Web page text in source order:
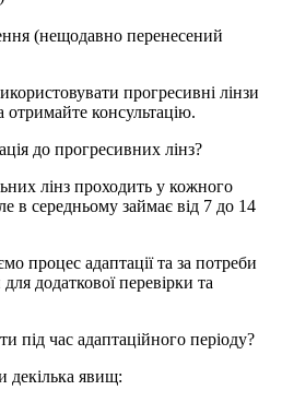
(нещодавно перенесений
прогресивні лінзи
отримайте консультацію.
до прогресивних лінз?
лінз проходить у кожного
в середньому займає від 7 до 14
процес адаптації та за потреби
додаткової перевірки та
під час адаптаційного періоду?
декілька явищ: